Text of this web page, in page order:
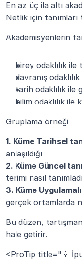
En az üç ila altı
Netlik için tanımları
Akademisyenlerin
birey odaklılık ile
davranış
tarih odaklılık ile
bilim odaklılık ile
Gruplama örneği
1. Küme Tarihsel
anlaşıldığı
2. Küme Güncel
terimi nasıl
3. Küme
gerçek ortamlarda
Bu düzen,
hale getirir.
<ProTip title="💡